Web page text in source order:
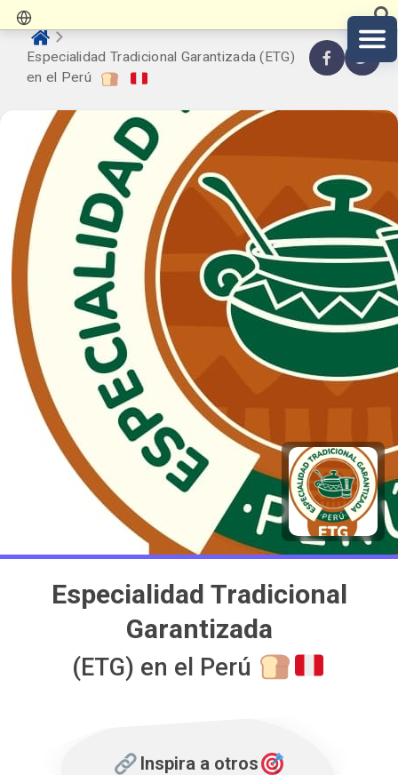
Especialidad Tradicional Garantizada (ETG)
en el Perú
Especialidad Tradicional
Garantizada
(ETG) en el Perú
Inspira a otros